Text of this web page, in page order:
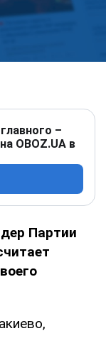
–
OBOZ.UA в
Партии